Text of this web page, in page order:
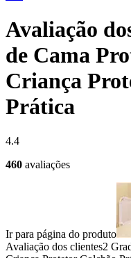
Avaliação
de Cama
Criança
Prática
4.4
460 avaliações
Ir para página do produto
Avaliação dos clientes2